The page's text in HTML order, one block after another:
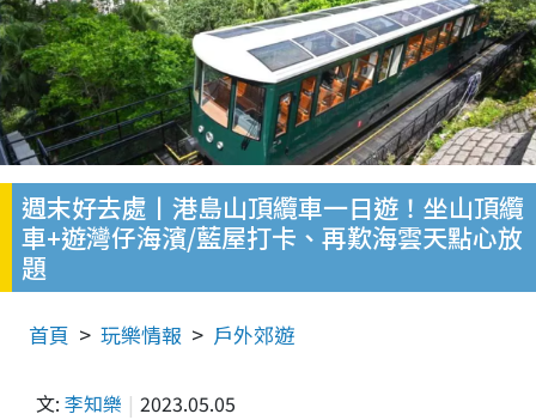
週末好去處丨港島山頂纜車一日遊！坐山頂纜
車+遊灣仔海濱/藍屋打卡、再歎海雲天點心放
題
首頁 玩樂情報 戶外郊遊
文: 李知樂 2023.05.05